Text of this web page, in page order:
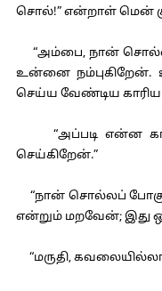
சொல்!” என்றாள் மென்
“அம்பை, நான்
உன்னை நம்புகிறேன்.
செய்ய வேண்டிய
“அப்படி என்ன
செய்கிறேன்.”
“நான் சொல்லப்
என்றும் மறவேன்; இது
“மருதி,